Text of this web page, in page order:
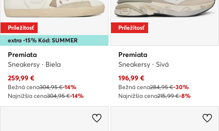
extra -15% Kód: SUMMER
Príležitosť
Premiata
Sneakersy · Biela
Aktuálna cena
259,99 €
Bežná cena304,95 €-14%
Najnižšia cena304,95 €-14%
Príležitosť
Premiata
Sneakersy · Sivá
Aktuálna cena
196,99 €
Bežná cena284,95 €-30%
Najnižšia cena215,99 €-8%